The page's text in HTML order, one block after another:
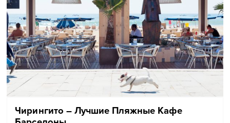
Чирингито – Лучшие Пляжные Кафе